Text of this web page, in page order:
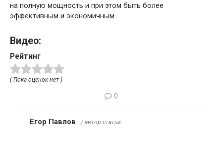
на полную мощность и при этом быть более
эффективным и экономичным.
Видео:
Рейтинг
( Пока оценок нет )
0
Егор Павлов / автор статьи